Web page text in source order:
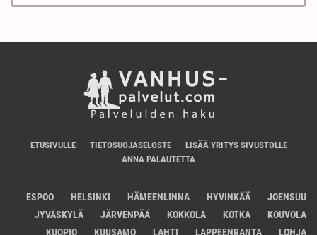
ETUSIVULLE TIETOSUOJASELOSTE
LISÄÄ YRITYS SIVUSTOLLE
ANNA PALAUTETTA
ESPOO HELSINKI HÄMEENLINNA HYVINKÄÄ
JOENSUU
JYVÄSKYLÄ
JÄRVENPÄÄ KOKKOLA KOTKA
KOUVOLA
KUOPIO
KUUSAMO LAHTI LAPPEENRANTA LOHJA